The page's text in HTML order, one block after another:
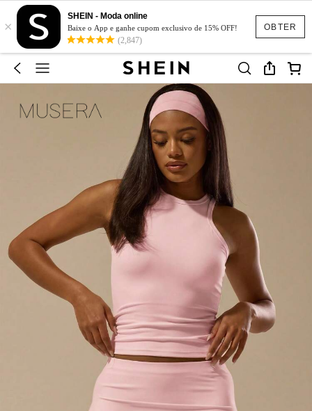
OBTER
×
SHEIN - Moda online
Baixe o App e ganhe cupom exclusivo de 15% OFF!
(2,847)